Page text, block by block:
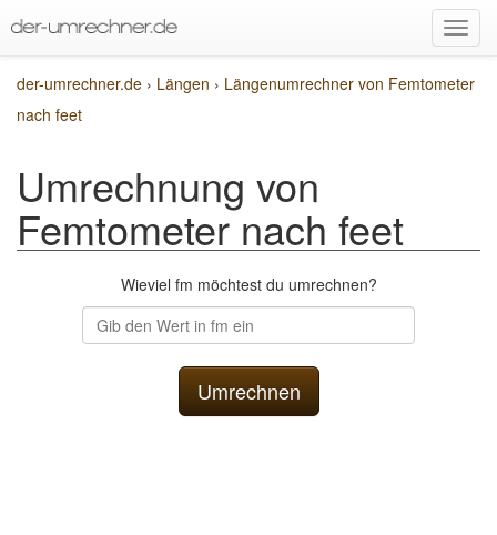
der-umrechner.de › Längen › Längenumrechner von Femtometer
nach feet
Umrechnung von
Femtometer nach feet
Wieviel fm möchtest du umrechnen?